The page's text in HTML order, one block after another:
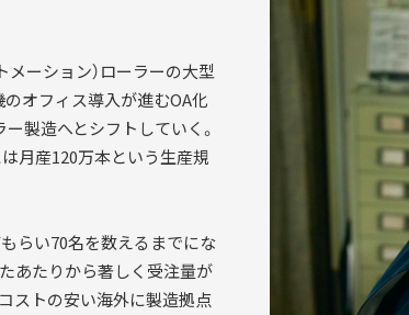
メーション）ローラーの大型
オフィス導入が進むOA化
製造へとシフトしていく。
月産120万本という生産規
らい70名を数えるまでにな
あたりから著しく受注量が
ストの安い海外に製造拠点